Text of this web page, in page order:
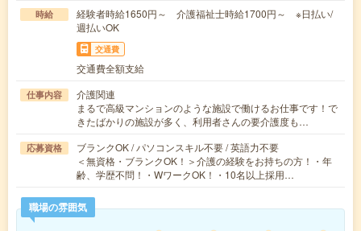
時給
経験者時給1650円～ 介護福祉士時給1700円～ ※日払い/
週払いOK
交通費
交通費全額支給
仕事内容
介護関連
まるで高級マンションのような施設で働けるお仕事です！で
きたばかりの施設が多く、利用者さんの要介護度も…
応募資格
ブランクOK / パソコンスキル不要 / 英語力不要
＜無資格・ブランクOK！＞介護の経験をお持ちの方！・年
齢、学歴不問！・WワークOK！・10名以上採用…
職場の雰囲気